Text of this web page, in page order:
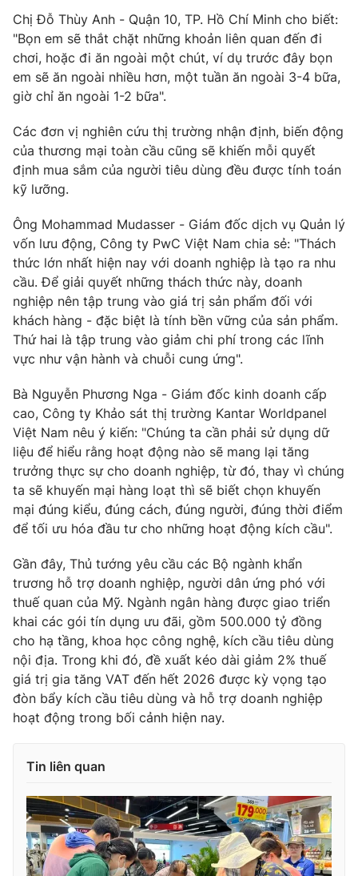
Sản phẩm
Thị trường
Tư vấn
Lịch phát sóng
Chuyên mục khác
Emagazine Podcast
Photo
Video Shorts video
VTV Money VTV Thể thao
VTV Sức khoẻ Bất động sản
Thị trường 24h Tấm lòng Việt
VTV4 Vươn mình bằng AI
VTV9 VTV8
Liên hệ tòa soạn English
THỜI BÁO VTV
Theo dõi báo trên
Cơ quan chủ quản: Đài Truyền hình Việt Nam
Giấy phép hoạt động báo in và báo điện tử số 483/GP-BTTTT
cấp ngày 29/12/2023
Tổng Biên tập:Vũ Thanh Thủy
Phó Tổng Biên tập:Nguyễn Thị Mỹ Hạnh, Phạm Quốc Thắng,
Nguyễn Trọng Ninh
Tổng đài VTV:024.38 355 931 - 024.38 355 932
Chị Đỗ Thùy Anh - Quận 10, TP. Hồ Chí Minh cho biết:
"Bọn em sẽ thắt chặt những khoản liên quan đến đi
chơi, hoặc đi ăn ngoài một chút, ví dụ trước đây bọn
em sẽ ăn ngoài nhiều hơn, một tuần ăn ngoài 3-4 bữa,
giờ chỉ ăn ngoài 1-2 bữa".
Các đơn vị nghiên cứu thị trường nhận định, biến động
của thương mại toàn cầu cũng sẽ khiến mỗi quyết
định mua sắm của người tiêu dùng đều được tính toán
kỹ lưỡng.
Ông Mohammad Mudasser - Giám đốc dịch vụ Quản lý
vốn lưu động, Công ty PwC Việt Nam chia sẻ: "Thách
thức lớn nhất hiện nay với doanh nghiệp là tạo ra nhu
cầu. Để giải quyết những thách thức này, doanh
nghiệp nên tập trung vào giá trị sản phẩm đối với
khách hàng - đặc biệt là tính bền vững của sản phẩm.
Thứ hai là tập trung vào giảm chi phí trong các lĩnh
vực như vận hành và chuỗi cung ứng".
Bà Nguyễn Phương Nga - Giám đốc kinh doanh cấp
cao, Công ty Khảo sát thị trường Kantar Worldpanel
Việt Nam nêu ý kiến: "Chúng ta cần phải sử dụng dữ
liệu để hiểu rằng hoạt động nào sẽ mang lại tăng
trưởng thực sự cho doanh nghiệp, từ đó, thay vì chúng
ta sẽ khuyến mại hàng loạt thì sẽ biết chọn khuyến
mại đúng kiểu, đúng cách, đúng người, đúng thời điểm
để tối ưu hóa đầu tư cho những hoạt động kích cầu".
Gần đây, Thủ tướng yêu cầu các Bộ ngành khẩn
trương hỗ trợ doanh nghiệp, người dân ứng phó với
thuế quan của Mỹ. Ngành ngân hàng được giao triển
khai các gói tín dụng ưu đãi, gồm 500.000 tỷ đồng
cho hạ tầng, khoa học công nghệ, kích cầu tiêu dùng
nội địa. Trong khi đó, đề xuất kéo dài giảm 2% thuế
giá trị gia tăng VAT đến hết 2026 được kỳ vọng tạo
đòn bẩy kích cầu tiêu dùng và hỗ trợ doanh nghiệp
hoạt động trong bối cảnh hiện nay.
Tin liên quan